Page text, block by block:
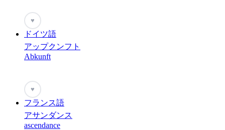
♥
ドイツ語
アップクンフト
Abkunft
♥
フランス語
アサンダンス
ascendance